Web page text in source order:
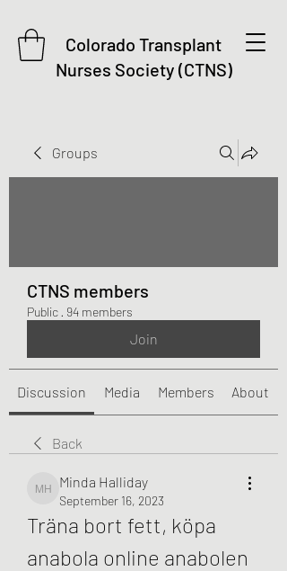
Colorado Transplant
Nurses Society (CTNS)
Groups
CTNS members
Public · 94 members
Join
Discussion Media Members About
Back
Minda Halliday
Minda Halliday
September 16, 2023
Träna bort fett, köpa
anabola online anabolen